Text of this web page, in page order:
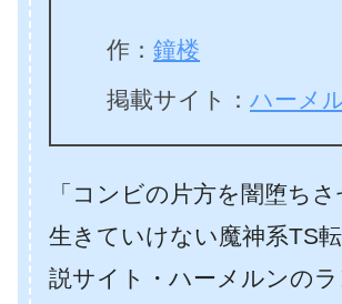
作： 鐘楼
掲載サイト： ハーメ
「コンビの片方を闇堕ち
生きていけない魔神系TS
説サイト・ハーメルンの